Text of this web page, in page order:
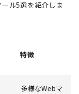
ル5選を紹介しま
特徴
多様なWebマ